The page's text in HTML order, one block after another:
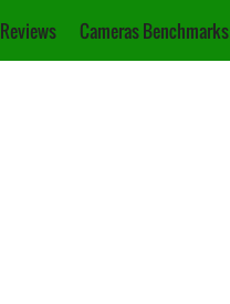
Reviews Cameras Benchmarks